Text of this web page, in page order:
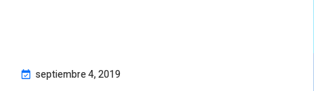
septiembre 4, 2019